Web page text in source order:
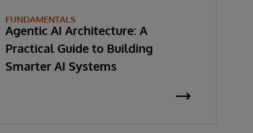
FUNDAMENTALS
Agentic AI Architecture: A
Practical Guide to Building
Smarter AI Systems